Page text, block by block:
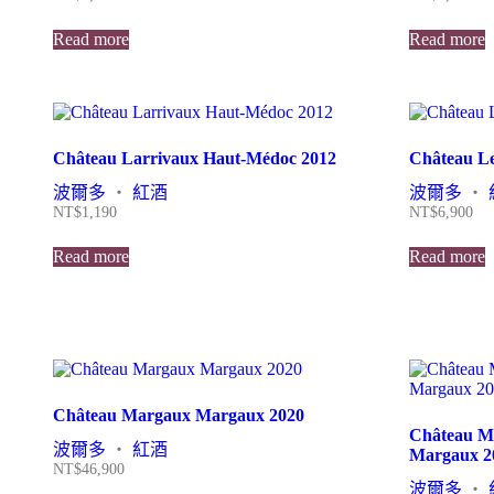
Read more Read more
Château Larrivaux Haut-Médoc 2012
波爾多 ・ 紅酒
NT$1,190
Read more
Château
波爾多 ・
NT$6,900
Read more
Château Margaux Margaux 2020
波爾多 ・ 紅酒
NT$46,900
Château
Margaux
波爾多 ・